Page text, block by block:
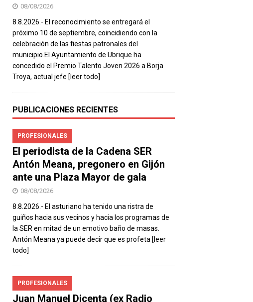
08/08/2026
8.8.2026.- El reconocimiento se entregará el
próximo 10 de septiembre, coincidiendo con la
celebración de las fiestas patronales del
municipio.El Ayuntamiento de Ubrique ha
concedido el Premio Talento Joven 2026 a Borja
Troya, actual jefe [leer todo]
PUBLICACIONES RECIENTES
PROFESIONALES
El periodista de la Cadena SER
Antón Meana, pregonero en Gijón
ante una Plaza Mayor de gala
08/08/2026
8.8.2026.- El asturiano ha tenido una ristra de
guiños hacia sus vecinos y hacia los programas de
la SER en mitad de un emotivo baño de masas.
Antón Meana ya puede decir que es profeta [leer
todo]
PROFESIONALES
Juan Manuel Dicenta (ex Radio